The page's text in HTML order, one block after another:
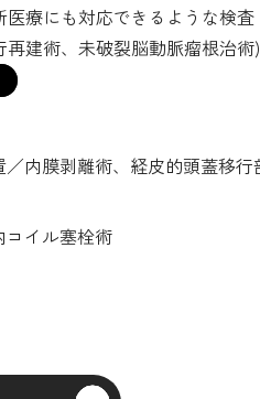
療にも対応できるような検
建術、未破裂脳動脈瘤根治術
内膜剥離術、経皮的頭蓋移
イル塞栓術